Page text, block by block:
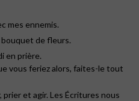
mes ennemis.
bouquet de fleurs.
en prière.
vous feriez alors, faites-le tout
et agir. Les Écritures nous